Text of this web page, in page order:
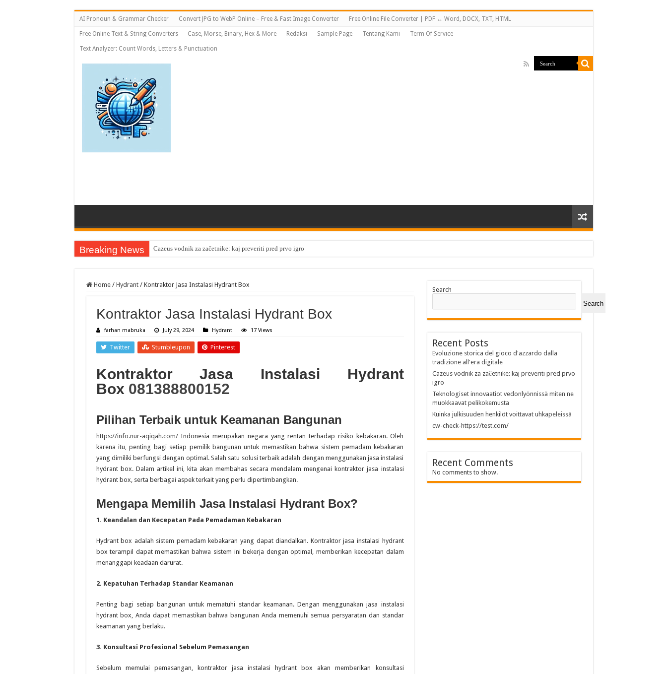
AI Pronoun & Grammar Checker Convert JPG to WebP Online – Free & Fast Image Converter Free Online File Converter | PDF ↔ Word, DOCX, TXT, HTML
Free Online Text & String Converters — Case, Morse, Binary, Hex & More Redaksi Sample Page Tentang Kami Term Of Service
Text Analyzer: Count Words, Letters & Punctuation
Breaking News Cazeus vodnik za začetnike: kaj preveriti pred prvo igro
Home / Hydrant / Kontraktor Jasa Instalasi Hydrant Box
Kontraktor Jasa Instalasi Hydrant Box
farhan mabruka July 29, 2024 Hydrant 17 Views
Twitter Stumbleupon Pinterest
Kontraktor Jasa Instalasi Hydrant
Box 081388800152
Pilihan Terbaik untuk Keamanan Bangunan
https://info.nur-aqiqah.com/Indonesia merupakan negara yang rentan terhadap risiko kebakaran. Oleh
karena itu, penting bagi setiap pemilik bangunan untuk memastikan bahwa sistem pemadam kebakaran
yang dimiliki berfungsi dengan optimal. Salah satu solusi terbaik adalah dengan menggunakan jasa instalasi
hydrant box. Dalam artikel ini, kita akan membahas secara mendalam mengenai kontraktor jasa instalasi
hydrant box, serta berbagai aspek terkait yang perlu dipertimbangkan.
Mengapa Memilih Jasa Instalasi Hydrant Box?
1. Keandalan dan Kecepatan Pada Pemadaman Kebakaran
Hydrant box adalah sistem pemadam kebakaran yang dapat diandalkan. Kontraktor jasa instalasi hydrant
box terampil dapat memastikan bahwa sistem ini bekerja dengan optimal, memberikan kecepatan dalam
menanggapi keadaan darurat.
2. Kepatuhan Terhadap Standar Keamanan
Penting bagi setiap bangunan untuk mematuhi standar keamanan. Dengan menggunakan jasa instalasi
hydrant box, Anda dapat memastikan bahwa bangunan Anda memenuhi semua persyaratan dan standar
keamanan yang berlaku.
3. Konsultasi Profesional Sebelum Pemasangan
Sebelum memulai pemasangan, kontraktor jasa instalasi hydrant box akan memberikan konsultasi
Search
Search
Recent Posts
Evoluzione storica del gioco d'azzardo dalla
tradizione all'era digitale
Cazeus vodnik za začetnike: kaj preveriti pred prvo
igro
Teknologiset innovaatiot vedonlyönnissä miten ne
muokkaavat pelikokemusta
Kuinka julkisuuden henkilöt voittavat uhkapeleissä
cw-check-https://test.com/
Recent Comments
No comments to show.